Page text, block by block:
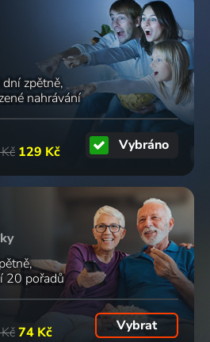
dní zpětně
nahrávání
129 Kč Vybráno
20 pořadů
74 Kč Vybrat